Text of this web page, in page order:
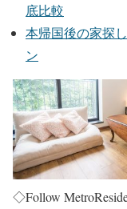
底比較
本帰国後の家探
ン
◇Follow